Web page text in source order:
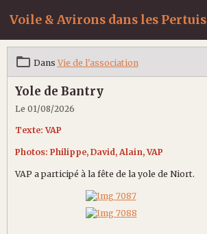
Voile & Avirons dans les Pertuis
Dans Vie de l'association
Yole de Bantry
Le 01/08/2026
Texte: VAP
Photos: Philippe, David, Alain, VAP
VAP a participé à la fête de la yole de Niort.